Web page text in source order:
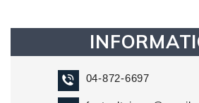
04-872-6697